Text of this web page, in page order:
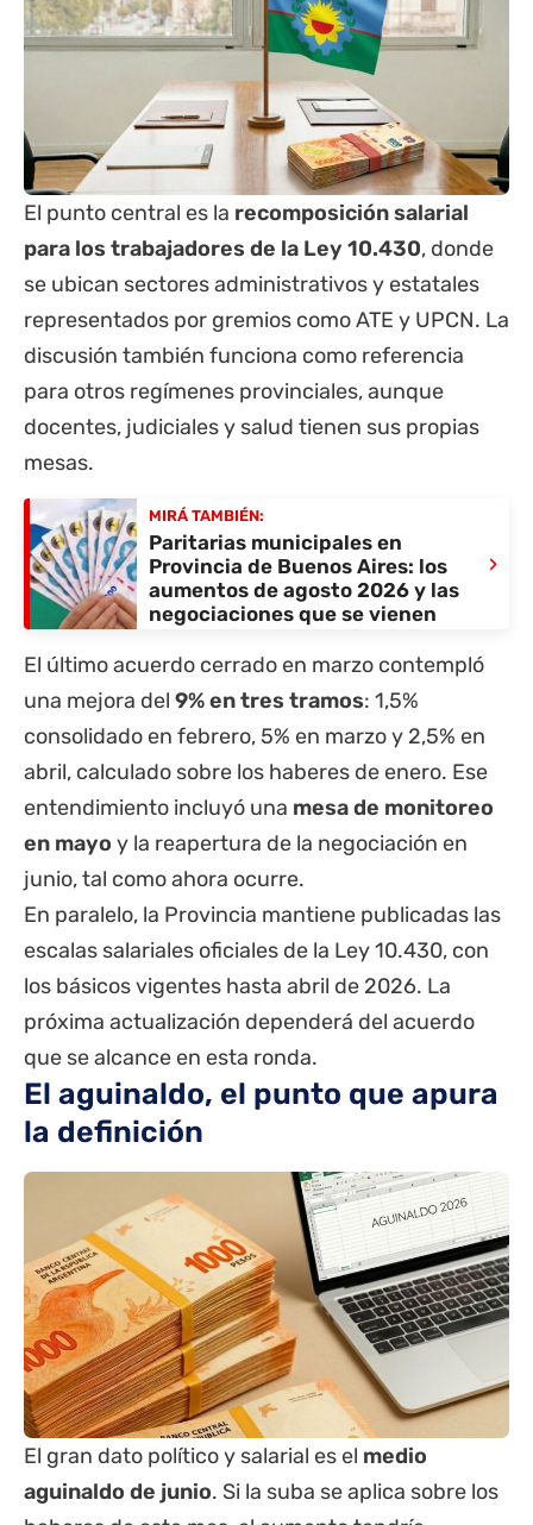
El punto central es la recomposición salarial
para los trabajadores de la Ley 10.430, donde
se ubican sectores administrativos y estatales
representados por gremios como ATE y UPCN. La
discusión también funciona como referencia
para otros regímenes provinciales, aunque
docentes, judiciales y salud tienen sus propias
mesas.
MIRÁ TAMBIÉN:
Paritarias municipales en
Provincia de Buenos Aires: los
aumentos de agosto 2026 y las
negociaciones que se vienen
›
El último acuerdo cerrado en marzo contempló
una mejora del 9% en tres tramos: 1,5%
consolidado en febrero, 5% en marzo y 2,5% en
abril, calculado sobre los haberes de enero. Ese
entendimiento incluyó una mesa de monitoreo
en mayo y la reapertura de la negociación en
junio, tal como ahora ocurre.
En paralelo, la Provincia mantiene publicadas las
escalas salariales oficiales de la Ley 10.430, con
los básicos vigentes hasta abril de 2026. La
próxima actualización dependerá del acuerdo
que se alcance en esta ronda.
El aguinaldo, el punto que apura
la definición
El gran dato político y salarial es el medio
aguinaldo de junio. Si la suba se aplica sobre los